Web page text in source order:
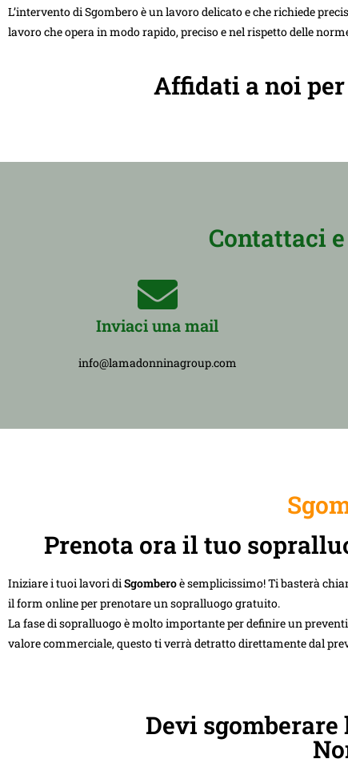
L’intervento di Sgombero è un lavoro delicato e che richiede
lavoro che opera in modo rapido, preciso e nel rispetto delle
Affidati a noi per
Contattaci
Inviaci una mail
info@lamadonninagroup.com
Prenota ora il tuo
Iniziare i tuoi lavori di Sgomberoè semplicissimo! Ti basterà
il form online per prenotare un sopralluogo gratuito.
La fase di sopralluogo è molto importante per definire un
valore commerciale, questo ti verrà detratto direttamente dal
Devi sgomberare